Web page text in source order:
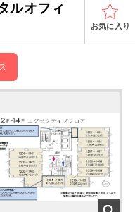
ルオフィ
お気に入り